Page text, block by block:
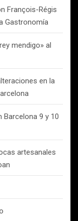
François-Régis
Gastronomía
mendigo» al
en la
Barcelona 9 y 10
artesanales